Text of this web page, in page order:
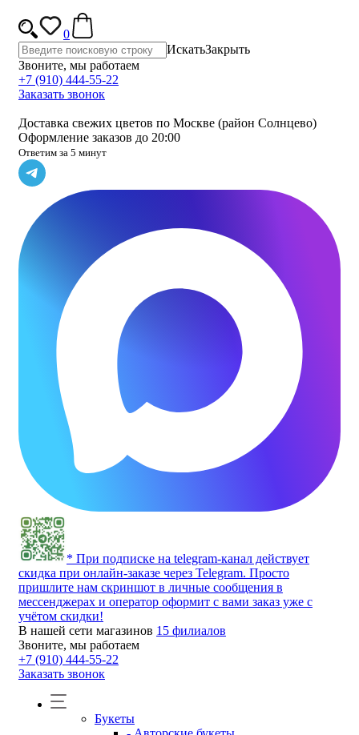
0
ИскатьЗакрыть
Звоните, мы работаем
+7 (910) 444-55-22
Заказать звонок
Доставка свежих цветов по Москве (район Солнцево)
Оформление заказов до 20:00
Ответим за 5 минут
* При подписке на telegram-канал действует
скидка при онлайн-заказе через Telegram. Просто
пришлите нам скриншот в личные сообщения в
мессенджерах и оператор оформит с вами заказ уже с
учётом скидки!
В нашей сети магазинов 15 филиалов
Звоните, мы работаем
+7 (910) 444-55-22
Заказать звонок
Букеты